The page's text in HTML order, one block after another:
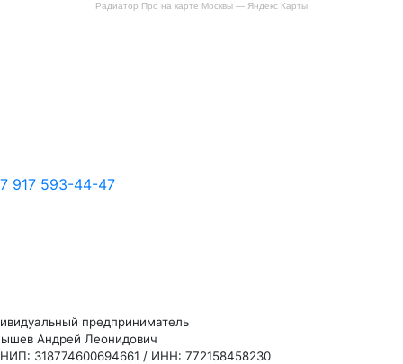
Радиатор Про на карте Москвы — Яндекс Карты
917 593-44-47
предприниматель
Андрей Леонидович
318774600694661 / ИНН: 772158458230